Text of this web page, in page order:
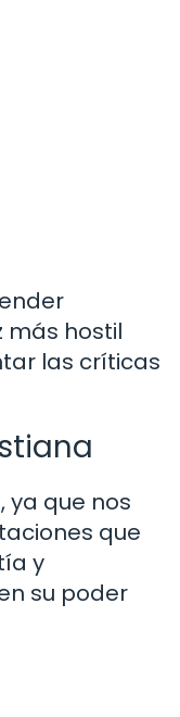
más hostil
las críticas
ya que nos
que
y
su poder